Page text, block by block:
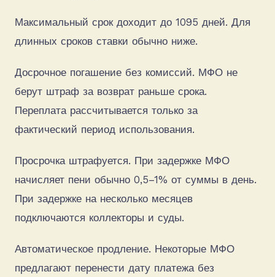
Максимальный срок доходит до 1095 дней. Для
длинных сроков ставки обычно ниже.
Досрочное погашение без комиссий. МФО не
берут штраф за возврат раньше срока.
Переплата рассчитывается только за
фактический период использования.
Просрочка штрафуется. При задержке МФО
начисляет пени обычно 0,5–1% от суммы в день.
При задержке на несколько месяцев
подключаются коллекторы и суды.
Автоматическое продление. Некоторые МФО
предлагают перенести дату платежа без